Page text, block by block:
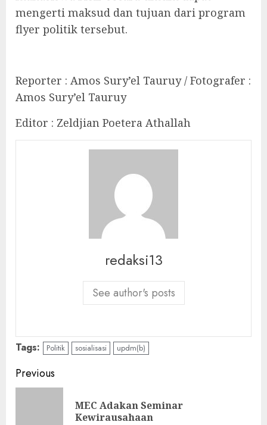
mengerti maksud dan tujuan dari program
flyer politik tersebut.
Reporter : Amos Sury’el Tauruy / Fotografer :
Amos Sury’el Tauruy
Editor : Zeldjian Poetera Athallah
redaksi13
See author's posts
Tags: Politik sosialisasi updm(b)
Continue
Reading
Previous
MEC Adakan Seminar
Kewirausahaan